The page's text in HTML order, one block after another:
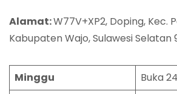
Alamat:W77V+XP2, Doping, Kec.
Kabupaten Wajo, Sulawesi Selatan
Minggu
Buka